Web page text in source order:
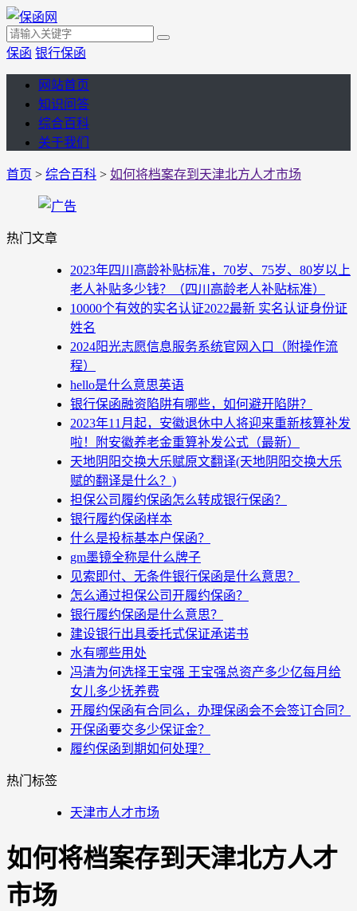
保函 银行保函
网站首页
知识问答
综合百科
关于我们
首页 > 综合百科 > 如何将档案存到天津北方人才市场
热门文章
2023年四川高龄补贴标准，70岁、75岁、80岁以上
老人补贴多少钱？（四川高龄老人补贴标准）
10000个有效的实名认证2022最新 实名认证身份证
姓名
2024阳光志愿信息服务系统官网入口（附操作流
程）
hello是什么意思英语
银行保函融资陷阱有哪些，如何避开陷阱？
2023年11月起，安徽退休中人将迎来重新核算补发
啦！附安徽养老金重算补发公式（最新）
天地阴阳交换大乐赋原文翻译(天地阴阳交换大乐
赋的翻译是什么？)
担保公司履约保函怎么转成银行保函？
银行履约保函样本
什么是投标基本户保函？
gm墨镜全称是什么牌子
见索即付、无条件银行保函是什么意思？
怎么通过担保公司开履约保函？
银行履约保函是什么意思？
建设银行出具委托式保证承诺书
水有哪些用处
冯清为何选择王宝强 王宝强总资产多少亿每月给
女儿多少抚养费
开履约保函有合同么，办理保函会不会签订合同？
开保函要交多少保证金？
履约保函到期如何处理？
热门标签
天津市人才市场
如何将档案存到天津北方人才
市场